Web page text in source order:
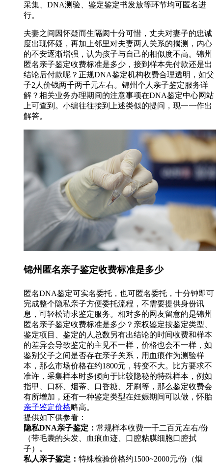
采集、DNA测验、鉴定鉴定书发放等环节均可匿名进
行。
夫妻之间因怀疑而生隔阂十分可惜，丈夫对妻子的忠诚
度出现怀疑，再加上邻里对夫妻两人关系的揣测，内心
的不安逐渐增强，认为孩子与自己的相似度不高。锦州
匿名亲子鉴定收费标准是多少，接到样本先付款还是出
结论后付款呢？正规DNA鉴定机构收费合理透明，如父
子2人价钱两千两千元左右。锦州个人亲子鉴定服务详
解？相关业务办理期间的注意事项在DNA鉴定中心网站
上可查到。小编往往接到上述类似的提问，现一一作出
解答。
锦州匿名亲子鉴定收费标准是多少
匿名DNA鉴定可实名委托，也可匿名委托，十分钟即可
完成整个隐私亲子方便委托流程，不需要提供身份讯
息，可轻松请求鉴定服务。相对多的网友留意的是锦州
匿名亲子鉴定收费标准是多少？亲权鉴定按鉴定类型、
鉴定项目、鉴定的人总数另有出结论的时间收费和样本
的差异会导致鉴定的主见不一样，价格也会不一样，如
鉴别父子之间是否存在亲子关系，用血痕作为测验样
本，那么市场价格在约1800元，转变不大。比方要求不
准许，采集样本时多倾向于比较隐秘的特殊样本，例如
指甲、口杯、烟蒂、口香糖、牙刷等，那么鉴定收费会
有所增加，还有一种鉴定类型在妊娠期间可以做，怀胎
亲子鉴定价格略高。
提供如下供参看：
隐私DNA亲子鉴定： 常规样本收费一千二百元左右/份
（带毛囊的头发、血痕血迹、口腔粘膜细胞口腔拭
子）。
私人亲子鉴定： 特殊检验价格约1500~2000元/份（烟